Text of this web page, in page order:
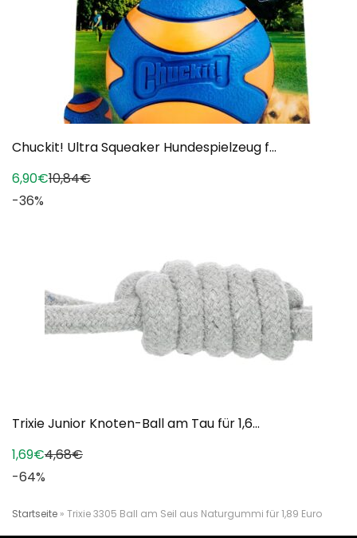
Chuckit! Ultra Squeaker Hundespielzeug f...
6,90€10,84€
-36%
Trixie Junior Knoten-Ball am Tau für 1,6...
1,69€4,68€
-64%
Startseite » Trixie 3305 Ball am Seil aus Naturgummi für 1,89 Euro